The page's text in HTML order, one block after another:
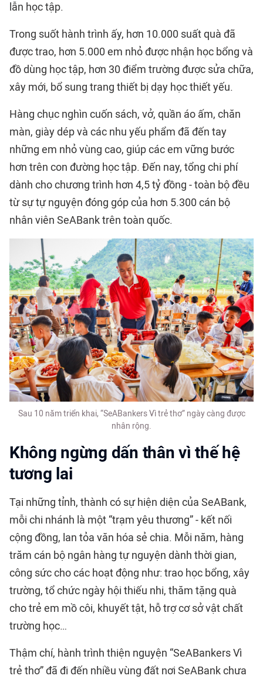
lẫn học tập.
Trong suốt hành trình ấy, hơn 10.000 suất quà đã
được trao, hơn 5.000 em nhỏ được nhận học bổng và
đồ dùng học tập, hơn 30 điểm trường được sửa chữa,
xây mới, bổ sung trang thiết bị dạy học thiết yếu.
Hàng chục nghìn cuốn sách, vở, quần áo ấm, chăn
màn, giày dép và các nhu yếu phẩm đã đến tay
những em nhỏ vùng cao, giúp các em vững bước
hơn trên con đường học tập. Đến nay, tổng chi phí
dành cho chương trình hơn 4,5 tỷ đồng - toàn bộ đều
từ sự tự nguyện đóng góp của hơn 5.300 cán bộ
nhân viên SeABank trên toàn quốc.
Sau 10 năm triển khai, “SeABankers Vì trẻ thơ” ngày càng được
nhân rộng.
Không ngừng dấn thân vì thế hệ
tương lai
Tại những tỉnh, thành có sự hiện diện của SeABank,
mỗi chi nhánh là một “trạm yêu thương” - kết nối
cộng đồng, lan tỏa văn hóa sẻ chia. Mỗi năm, hàng
trăm cán bộ ngân hàng tự nguyện dành thời gian,
công sức cho các hoạt động như: trao học bổng, xây
trường, tổ chức ngày hội thiếu nhi, thăm tặng quà
cho trẻ em mồ côi, khuyết tật, hỗ trợ cơ sở vật chất
trường học…
Thậm chí, hành trình thiện nguyện “SeABankers Vì
trẻ thơ” đã đi đến nhiều vùng đất nơi SeABank chưa